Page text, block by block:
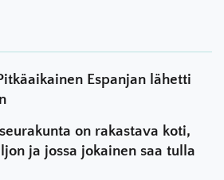
Espanjan lähetti
on rakastava koti,
ja jossa jokainen saa tulla